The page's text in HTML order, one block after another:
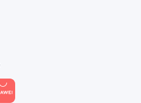
персональных данных